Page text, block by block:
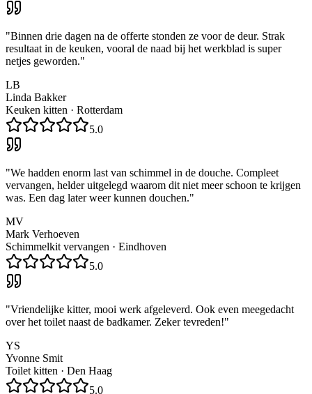
"Binnen drie dagen na de offerte stonden ze voor de deur. Strak
resultaat in de keuken, vooral de naad bij het werkblad is super
netjes geworden."
LB
Linda Bakker
Keuken kitten · Rotterdam
5.0
"We hadden enorm last van schimmel in de douche. Compleet
vervangen, helder uitgelegd waarom dit niet meer schoon te krijgen
was. Een dag later weer kunnen douchen."
MV
Mark Verhoeven
Schimmelkit vervangen · Eindhoven
5.0
"Vriendelijke kitter, mooi werk afgeleverd. Ook even meegedacht
over het toilet naast de badkamer. Zeker tevreden!"
YS
Yvonne Smit
Toilet kitten · Den Haag
5.0